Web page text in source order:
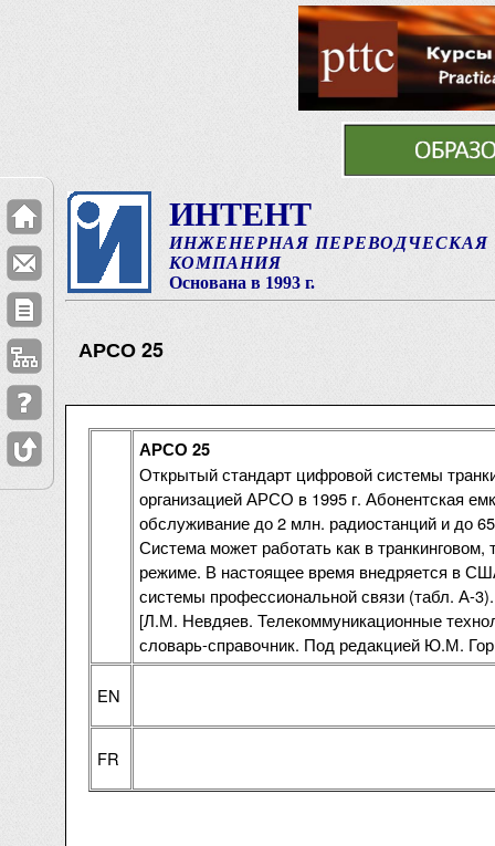
ИНТЕНТ
ИНЖЕНЕРНАЯ ПЕРЕВОДЧЕСКАЯ
КОМПАНИЯ
Основана в 1993 г.
АРСО 25
АРСО 25
Открытый стандарт цифровой системы
организацией АРСО в 1995 г. Абонентская
обслуживание до 2 млн. радиостанций и до
Система может работать как в транкинговом,
режиме. В настоящее время внедряется в
системы профессиональной связи (табл. А-3).
[Л.М. Невдяев. Телекоммуникационные
словарь-справочник. Под редакцией Ю.М.
EN
FR